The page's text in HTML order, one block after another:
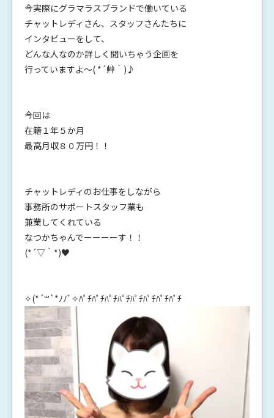
今実際にグラマラスブランドで働いている
チャットレディさん、スタッフさんたちに
インタビューをして、
どんな人なのか詳しく聞いちゃう企画を
行っていますよ～( *´艸｀)♪
今回は
在籍１年５か月
最高月収８０万円！！
チャットレディのお仕事をしながら
事務所のサポートスタッフ業も
兼業してくれている
なつかちゃんでーーーーす！！
(*´▽｀*)♥
✧(*´꒳`*ﾉﾉﾞ✧ﾊﾟﾁﾊﾟﾁﾊﾟﾁﾊﾟﾁﾊﾟﾁﾊﾟﾁﾊﾟﾁﾊﾟﾁ